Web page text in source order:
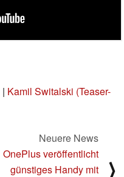
| Kamil Switalski (Teaser-
Neuere News
OnePlus veröffentlicht
günstiges Handy mit
⟩